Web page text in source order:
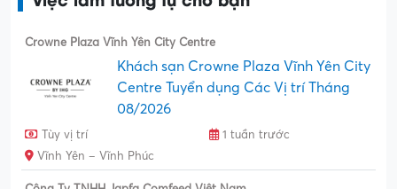
Crowne Plaza Vĩnh Yên City Centre
Khách sạn Crowne Plaza Vĩnh Yên City
Centre Tuyển dụng Các Vị trí Tháng
08/2026
Tùy vị trí
1 tuần trước
Vĩnh Yên – Vĩnh Phúc